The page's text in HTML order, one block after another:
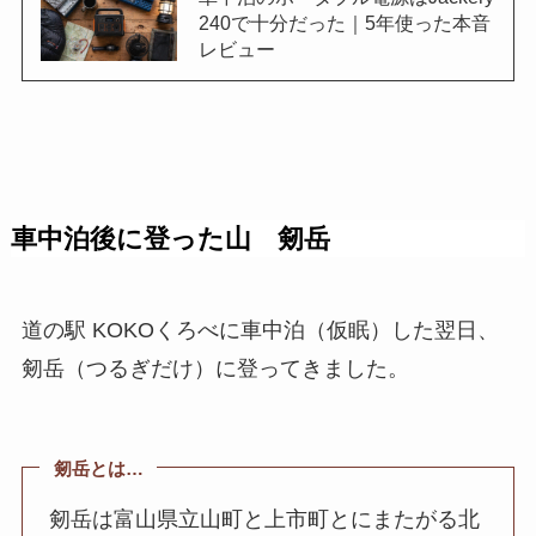
240で十分だった｜5年使った本音
レビュー
車中泊後に登った山 剱岳
道の駅 KOKOくろべに車中泊（仮眠）した翌日、
剱岳（つるぎだけ）に登ってきました。
剱岳とは…
剱岳は富山県立山町と上市町とにまたがる北